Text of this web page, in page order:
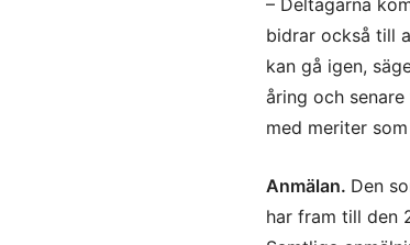
bidrar också till
kan gå igen,
åring och
med meriter
Anmälan. Den
har fram till den